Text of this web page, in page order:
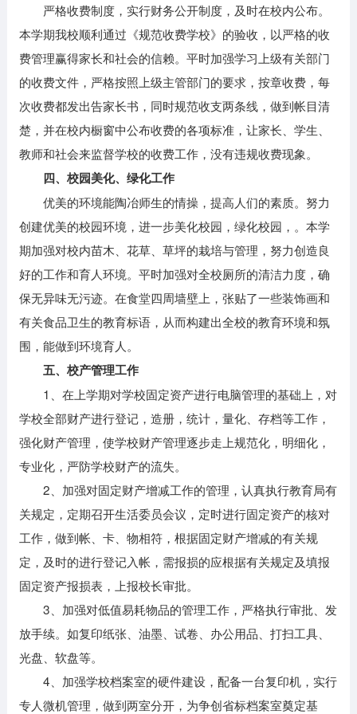
严格收费制度，实行财务公开制度，及时在校内公布。
本学期我校顺利通过《规范收费学校》的验收，以严格的收
费管理赢得家长和社会的信赖。平时加强学习上级有关部门
的收费文件，严格按照上级主管部门的要求，按章收费，每
次收费都发出告家长书，同时规范收支两条线，做到帐目清
楚，并在校内橱窗中公布收费的各项标准，让家长、学生、
教师和社会来监督学校的收费工作，没有违规收费现象。
四、校园美化、绿化工作
优美的环境能陶冶师生的情操，提高人们的素质。努力
创建优美的校园环境，进一步美化校园，绿化校园，。本学
期加强对校内苗木、花草、草坪的栽培与管理，努力创造良
好的工作和育人环境。平时加强对全校厕所的清洁力度，确
保无异味无污迹。在食堂四周墙壁上，张贴了一些装饰画和
有关食品卫生的教育标语，从而构建出全校的教育环境和氛
围，能做到环境育人。
五、校产管理工作
1、在上学期对学校固定资产进行电脑管理的基础上，对
学校全部财产进行登记，造册，统计，量化、存档等工作，
强化财产管理，使学校财产管理逐步走上规范化，明细化，
专业化，严防学校财产的流失。
2、加强对固定财产增减工作的管理，认真执行教育局有
关规定，定期召开生活委员会议，定时进行固定资产的核对
工作，做到帐、卡、物相符，根据固定财产增减的有关规
定，及时的进行登记入帐，需报损的应根据有关规定及填报
固定资产报损表，上报校长审批。
3、加强对低值易耗物品的管理工作，严格执行审批、发
放手续。如复印纸张、油墨、试卷、办公用品、打扫工具、
光盘、软盘等。
4、加强学校档案室的硬件建设，配备一台复印机，实行
专人微机管理，做到两室分开，为争创省标档案室奠定基